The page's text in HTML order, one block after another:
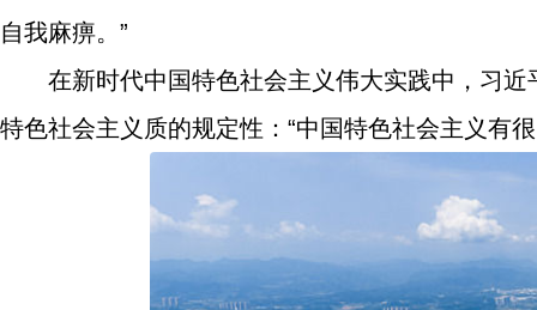
自我麻痹。”
在新时代中国特色社会主义伟大实践中，习
特色社会主义质的规定性：“中国特色社会主义有